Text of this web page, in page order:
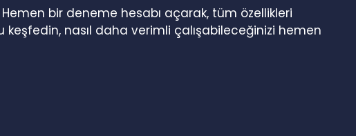
bir deneme hesabı açarak, tüm özellikleri
nasıl daha verimli çalışabileceğinizi hemen